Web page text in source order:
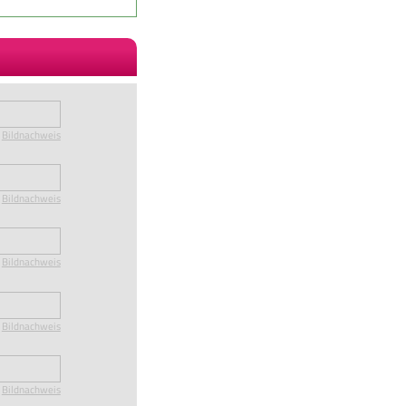
Bildnachweis
Bildnachweis
Bildnachweis
Bildnachweis
Bildnachweis